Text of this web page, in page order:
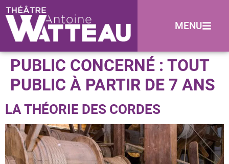
MENU
PUBLIC CONCERNÉ : TOUT
PUBLIC À PARTIR DE 7 ANS
LA THÉORIE DES CORDES